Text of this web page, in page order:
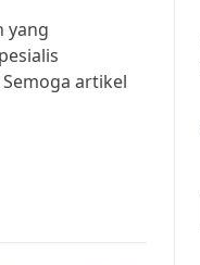
yang
artikel